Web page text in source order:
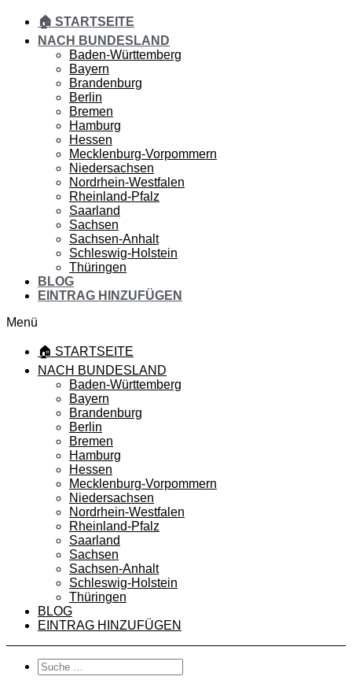
🏠 STARTSEITE
NACH BUNDESLAND
Baden-Württemberg
Bayern
Brandenburg
Berlin
Bremen
Hamburg
Hessen
Mecklenburg-Vorpommern
Niedersachsen
Nordrhein-Westfalen
Rheinland-Pfalz
Saarland
Sachsen
Sachsen-Anhalt
Schleswig-Holstein
Thüringen
BLOG
EINTRAG HINZUFÜGEN
Menü
🏠 STARTSEITE
NACH BUNDESLAND
Baden-Württemberg
Bayern
Brandenburg
Berlin
Bremen
Hamburg
Hessen
Mecklenburg-Vorpommern
Niedersachsen
Nordrhein-Westfalen
Rheinland-Pfalz
Saarland
Sachsen
Sachsen-Anhalt
Schleswig-Holstein
Thüringen
BLOG
EINTRAG HINZUFÜGEN